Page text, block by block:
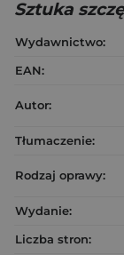
Sztuka
Wydawnictwo:
EAN:
Autor:
Tłumaczenie:
Rodzaj oprawy:
Wydanie:
Liczba stron: